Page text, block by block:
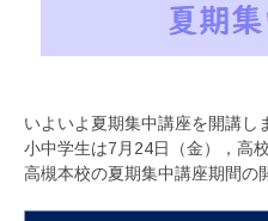
いよいよ夏期集中講座を開講し
小中学生は7月24日（金），高
高槻本校の夏期集中講座期間の